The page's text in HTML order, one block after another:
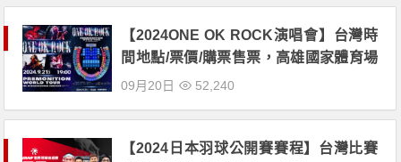
【2024ONE OK ROCK演唱會】台灣時
間地點/票價/購票售票，高雄國家體育場
開唱！
09月20日 52,240
【2024日本羽球公開賽賽程】台灣比賽